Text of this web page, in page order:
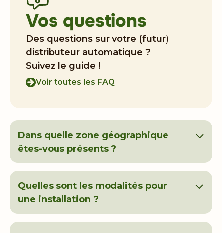
Vos questions
Des questions sur votre (futur)
distributeur automatique ?
Suivez le guide !
Voir toutes les FAQ
Dans quelle zone géographique
êtes-vous présents ?
Nous sommes présents àParis, Bordeaux,
Pau, Lyon, Aix en Provence, Lille, Nantes
ainsi que dans certaines régions en
Mais nous sommes pleins d'ambition et
toujoursmotivés pour nous développer
Quelles sont les modalités pour
une installation ?
Nous établissons undevis sur mesure, notre